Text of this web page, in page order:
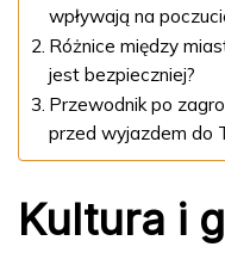
wpływają na
Różnice między
jest bezpieczniej?
Przewodnik po
przed wyjazdem do
Kultura i